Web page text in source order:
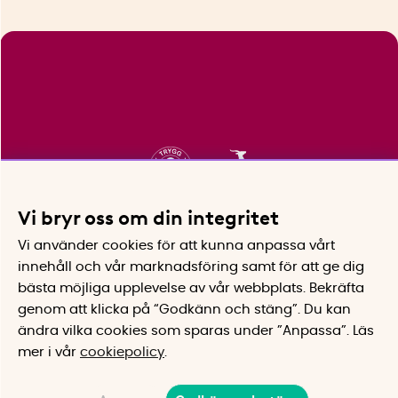
Vi bryr oss om din integritet
Vi använder cookies för att kunna anpassa vårt
innehåll och vår marknadsföring samt för att ge dig
bästa möjliga upplevelse av vår webbplats.
Bekräfta
genom att klicka på “Godkänn och stäng”. Du kan
ändra vilka cookies som sparas under ”Anpassa”.
Läs
mer i vår cookiepolicy